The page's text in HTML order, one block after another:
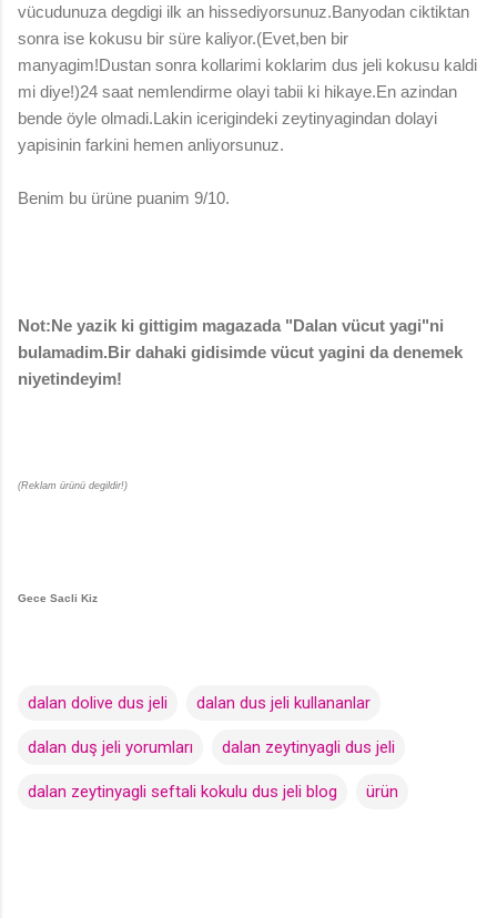
vücudunuza degdigi ilk an hissediyorsunuz.Banyodan ciktiktan
sonra ise kokusu bir süre kaliyor.(Evet,ben bir
manyagim!Dustan sonra kollarimi koklarim dus jeli kokusu kaldi
mi diye!)24 saat nemlendirme olayi tabii ki hikaye.En azindan
bende öyle olmadi.Lakin icerigindeki zeytinyagindan dolayi
yapisinin farkini hemen anliyorsunuz.
Benim bu ürüne puanim 9/10.
Not:Ne yazik ki gittigim magazada "Dalan vücut yagi"ni
bulamadim.Bir dahaki gidisimde vücut yagini da denemek
niyetindeyim!
(Reklam ürünü degildir!)
Gece Sacli Kiz
dalan dolive dus jeli dalan dus jeli kullananlar
dalan duş jeli yorumları dalan zeytinyagli dus jeli
dalan zeytinyagli seftali kokulu dus jeli blog ürün